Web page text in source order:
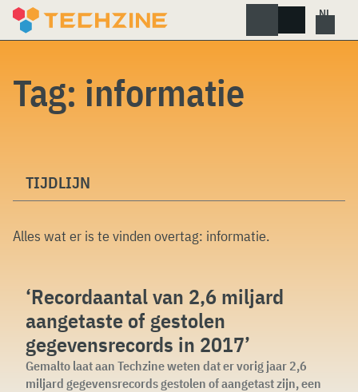
Skip
Tag: informatie
TIJDLIJN
Alles wat er is te vinden overtag: informatie.
‘Recordaantal van 2,6 miljard
aangetaste of gestolen
gegevensrecords in 2017’
Gemalto laat aan Techzine weten dat er vorig jaar 2,6
miljard gegevensrecords gestolen of aangetast zijn, een